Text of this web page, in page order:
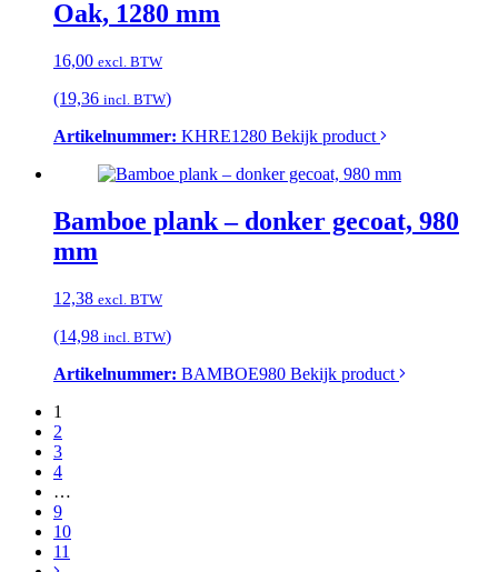
Oak, 1280 mm
16,00 excl. BTW
(19,36 incl. BTW)
Artikelnummer: KHRE1280 Bekijk product
Bamboe plank – donker gecoat, 980
mm
12,38 excl. BTW
(14,98 incl. BTW)
Artikelnummer: BAMBOE980 Bekijk product
1
2
3
4
…
9
10
11